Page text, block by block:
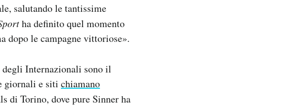
salutando le tantissime
ha definito quel momento
dopo le campagne vittoriose».
degli Internazionali sono il
giornali e siti chiamano
di Torino, dove pure Sinner ha